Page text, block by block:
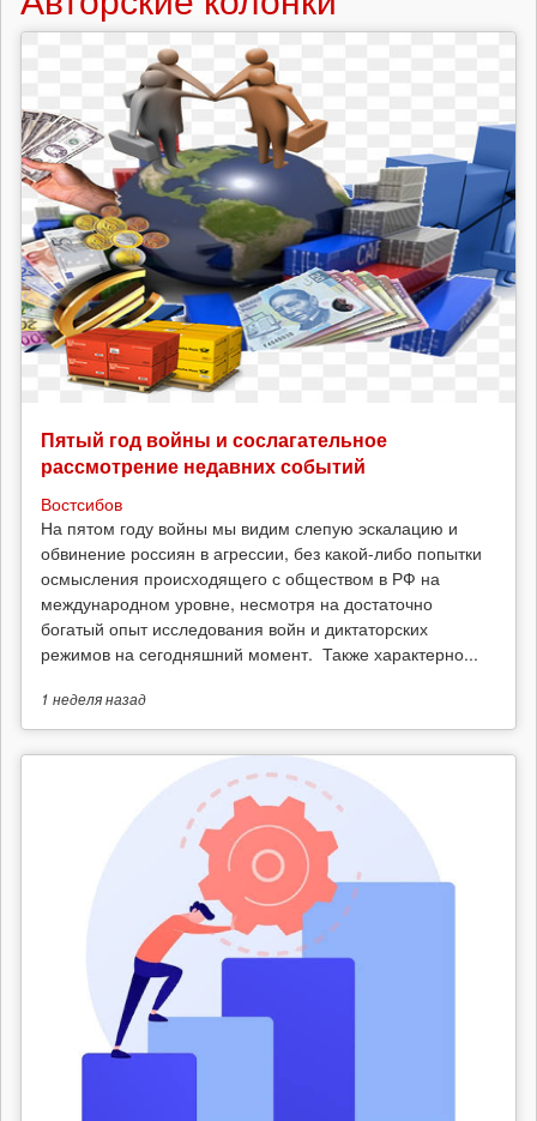
Пятый год войны и сослагательное
рассмотрение недавних событий
Востсибов
На пятом году войны мы видим слепую эскалацию и
обвинение россиян в агрессии, без какой-либо попытки
осмысления происходящего с обществом в РФ на
международном уровне, несмотря на достаточно
богатый опыт исследования войн и диктаторских
режимов на сегодняшний момент. Также характерно...
1 неделяназад